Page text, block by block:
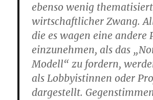
ebenso wenig
wirtschaftlicher Zwang.
die es wagen eine andere
einzunehmen, als das
Modell“ zu fordern,
als Lobbyistinnen oder
dargestellt.